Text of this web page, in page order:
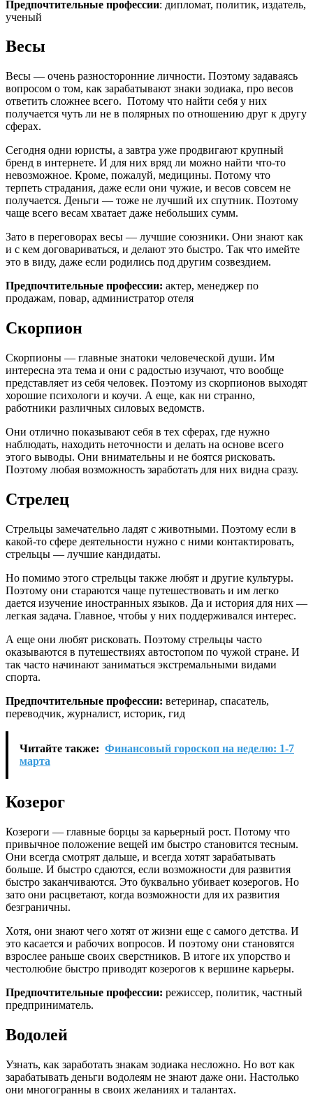
Предпочтительные профессии: дипломат, политик, издатель,
ученый
Весы
Весы — очень разносторонние личности. Поэтому задаваясь
вопросом о том, как зарабатывают знаки зодиака, про весов
ответить сложнее всего. Потому что найти себя у них
получается чуть ли не в полярных по отношению друг к другу
сферах.
Сегодня одни юристы, а завтра уже продвигают крупный
бренд в интернете. И для них вряд ли можно найти что-то
невозможное. Кроме, пожалуй, медицины. Потому что
терпеть страдания, даже если они чужие, и весов совсем не
получается. Деньги — тоже не лучший их спутник. Поэтому
чаще всего весам хватает даже небольших сумм.
Зато в переговорах весы — лучшие союзники. Они знают как
и с кем договариваться, и делают это быстро. Так что имейте
это в виду, даже если родились под другим созвездием.
Предпочтительные профессии: актер, менеджер по
продажам, повар, администратор отеля
Скорпион
Скорпионы — главные знатоки человеческой души. Им
интересна эта тема и они с радостью изучают, что вообще
представляет из себя человек. Поэтому из скорпионов выходят
хорошие психологи и коучи. А еще, как ни странно,
работники различных силовых ведомств.
Они отлично показывают себя в тех сферах, где нужно
наблюдать, находить неточности и делать на основе всего
этого выводы. Они внимательны и не боятся рисковать.
Поэтому любая возможность заработать для них видна сразу.
Стрелец
Стрельцы замечательно ладят с животными. Поэтому если в
какой-то сфере деятельности нужно с ними контактировать,
стрельцы — лучшие кандидаты.
Но помимо этого стрельцы также любят и другие культуры.
Поэтому они стараются чаще путешествовать и им легко
дается изучение иностранных языков. Да и история для них —
легкая задача. Главное, чтобы у них поддерживался интерес.
А еще они любят рисковать. Поэтому стрельцы часто
оказываются в путешествиях автостопом по чужой стране. И
так часто начинают заниматься экстремальными видами
спорта.
Предпочтительные профессии: ветеринар, спасатель,
переводчик, журналист, историк, гид
Читайте также: Финансовый гороскоп на неделю: 1-7
марта
Козерог
Козероги — главные борцы за карьерный рост. Потому что
привычное положение вещей им быстро становится тесным.
Они всегда смотрят дальше, и всегда хотят зарабатывать
больше. И быстро сдаются, если возможности для развития
быстро заканчиваются. Это буквально убивает козерогов. Но
зато они расцветают, когда возможности для их развития
безграничны.
Хотя, они знают чего хотят от жизни еще с самого детства. И
это касается и рабочих вопросов. И поэтому они становятся
взрослее раньше своих сверстников. В итоге их упорство и
честолюбие быстро приводят козерогов к вершине карьеры.
Предпочтительные профессии: режиссер, политик, частный
предприниматель.
Водолей
Узнать, как заработать знакам зодиака несложно. Но вот как
зарабатывать деньги водолеям не знают даже они. Настолько
они многогранны в своих желаниях и талантах.